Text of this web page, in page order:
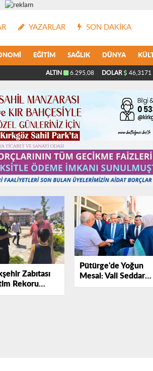
YAZARLAR SON DAKIKA
EĞITIM SAĞLIK DÜNYA
ALTIN 6.295,08 DOLAR 46,3171
Zabıtası
Rekoru
16 Bin 500
Pütürge'de Yoğun
Mesai: Vali Seddar
Yavuz Çalışmaları